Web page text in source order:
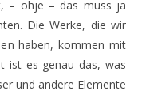
– ohje – das muss ja
Die Werke, die wir
haben, kommen mit
ist es genau das, was
und andere Elemente